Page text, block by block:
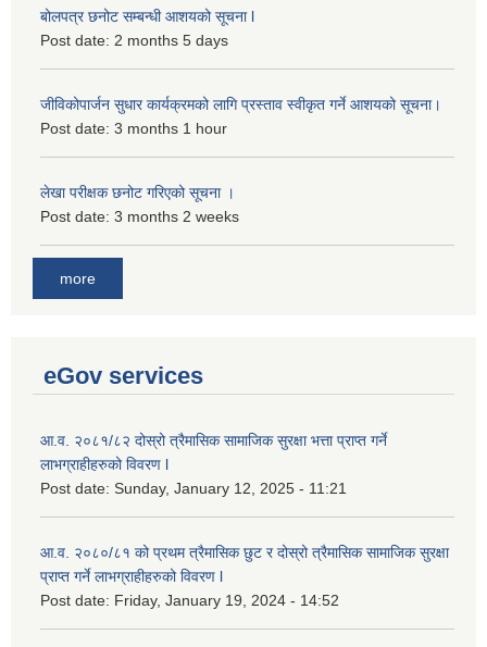
बोलपत्र छनोट सम्बन्धी आशयको सूचना l
Post date: 2 months 5 days
जीविकोपार्जन सुधार कार्यक्रमको लागि प्रस्ताव स्वीकृत गर्ने आशयको सूचना।
Post date: 3 months 1 hour
लेखा परीक्षक छनोट गरिएको सूचना ।
Post date: 3 months 2 weeks
more
eGov services
आ.व. २०८१/८२ दोस्रो त्रैमासिक सामाजिक सुरक्षा भत्ता प्राप्त गर्ने
लाभग्राहीहरुको विवरण l
Post date: Sunday, January 12, 2025 - 11:21
आ.व. २०८०/८१ को प्रथम त्रैमासिक छुट र दोस्रो त्रैमासिक सामाजिक सुरक्षा
प्राप्त गर्ने लाभग्राहीहरुको विवरण l
Post date: Friday, January 19, 2024 - 14:52